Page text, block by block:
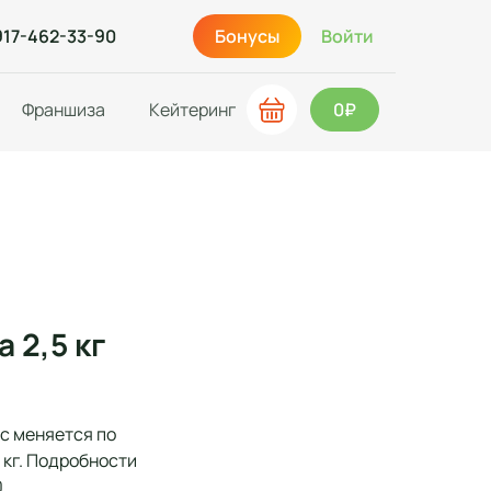
462-33-90 Бонусы Войти
Франшиза Кейтеринг 0₽
2,5 кг
меняется по
Подробности